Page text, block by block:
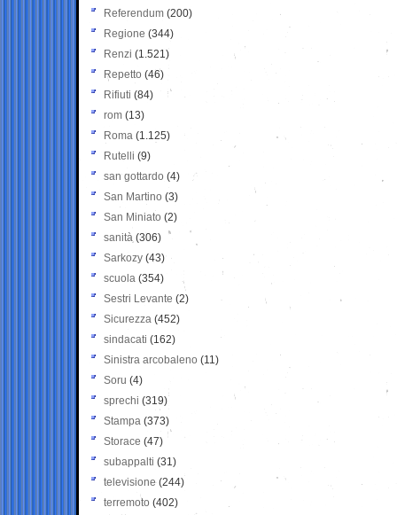
Referendum (200)
Regione (344)
Renzi (1.521)
Repetto (46)
Rifiuti (84)
rom (13)
Roma (1.125)
Rutelli (9)
san gottardo (4)
San Martino (3)
San Miniato (2)
sanità (306)
Sarkozy (43)
scuola (354)
Sestri Levante (2)
Sicurezza (452)
sindacati (162)
Sinistra arcobaleno (11)
Soru (4)
sprechi (319)
Stampa (373)
Storace (47)
subappalti (31)
televisione(244)
terremoto (402)